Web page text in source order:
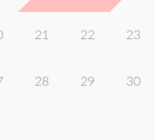
21 22 23
28 29 30